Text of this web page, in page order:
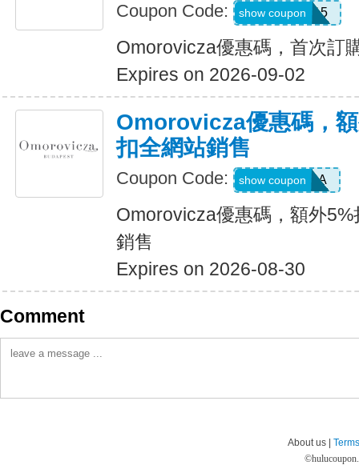
Coupon Code: WELCOME15
show coupon
Omorovicza優惠碼，首次訂
Expires on 2026-09-02
Omorovicza優惠碼，
扣全網站銷售
Coupon Code: EXTRA
show coupon
Omorovicza優惠碼，額外
銷售
Expires on 2026-08-30
Comment
About us |
©